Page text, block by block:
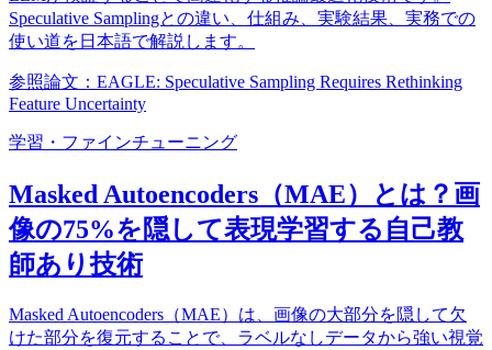
Speculative Samplingとの違い、仕組み、実験結果、実務での
使い道を日本語で解説します。
参照論文：EAGLE: Speculative Sampling Requires Rethinking
Feature Uncertainty
学習・ファインチューニング
Masked Autoencoders（MAE）とは？画
像の75%を隠して表現学習する自己教
師あり技術
Masked Autoencoders（MAE）は、画像の大部分を隠して欠
けた部分を復元することで、ラベルなしデータから強い視覚